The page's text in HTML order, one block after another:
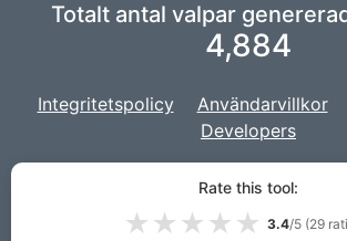
Totalt antal valpar
4,884
Integritetspolicy Användarvillkor
Developers
fantasi för att driva vår
Rate this tool:
★ ★ ★ ★ ★ 3.4/5 (29